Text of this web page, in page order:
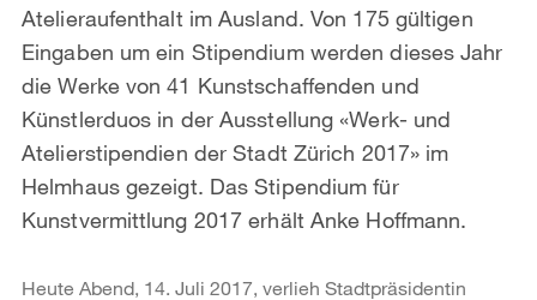
Atelieraufenthalt im Ausland. Von 175 gültigen
Eingaben um ein Stipendium werden dieses Jahr
die Werke von 41 Kunstschaffenden und
Künstlerduos in der Ausstellung «Werk- und
Atelierstipendien der Stadt Zürich 2017» im
Helmhaus gezeigt. Das Stipendium für
Kunstvermittlung 2017 erhält Anke Hoffmann.
Heute Abend, 14. Juli 2017, verlieh Stadtpräsidentin